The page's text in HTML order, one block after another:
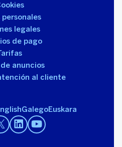
personales
legales
de pago
anuncios
al cliente
GalegoEuskara